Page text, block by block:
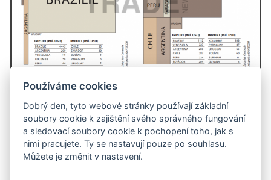
Anamorfní mapa - Import diod a tranzistorů / Import
vodních turbín
Používáme cookies
Dobrý den, tyto webové stránky používají základní
soubory cookie k zajištění svého správného fungování
a sledovací soubory cookie k pochopení toho, jak s
nimi pracujete. Ty se nastavují pouze po souhlasu.
Můžete je změnit v nastavení.